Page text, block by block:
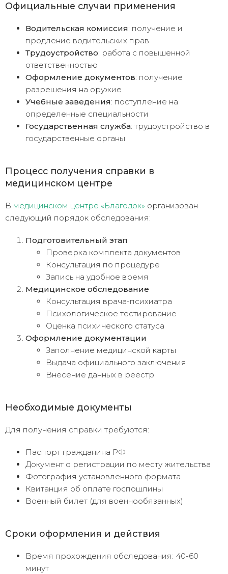
Официальные случаи применения
Водительская комиссия: получение и
продление водительских прав
Трудоустройство: работа с повышенной
ответственностью
Оформление документов: получение
разрешения на оружие
Учебные заведения: поступление на
определенные специальности
Государственная служба: трудоустройство в
государственные органы
Процесс получения справки в
медицинском центре
В медицинском центре «Благодок» организован
следующий порядок обследования:
Подготовительный этап
Проверка комплекта документов
Консультация по процедуре
Запись на удобное время
Медицинское обследование
Консультация врача-психиатра
Психологическое тестирование
Оценка психического статуса
Оформление документации
Заполнение медицинской карты
Выдача официального заключения
Внесение данных в реестр
Необходимые документы
Для получения справки требуются:
Паспорт гражданина РФ
Документ о регистрации по месту жительства
Фотография установленного формата
Квитанция об оплате госпошлины
Военный билет (для военнообязанных)
Сроки оформления и действия
Время прохождения обследования: 40-60
минут